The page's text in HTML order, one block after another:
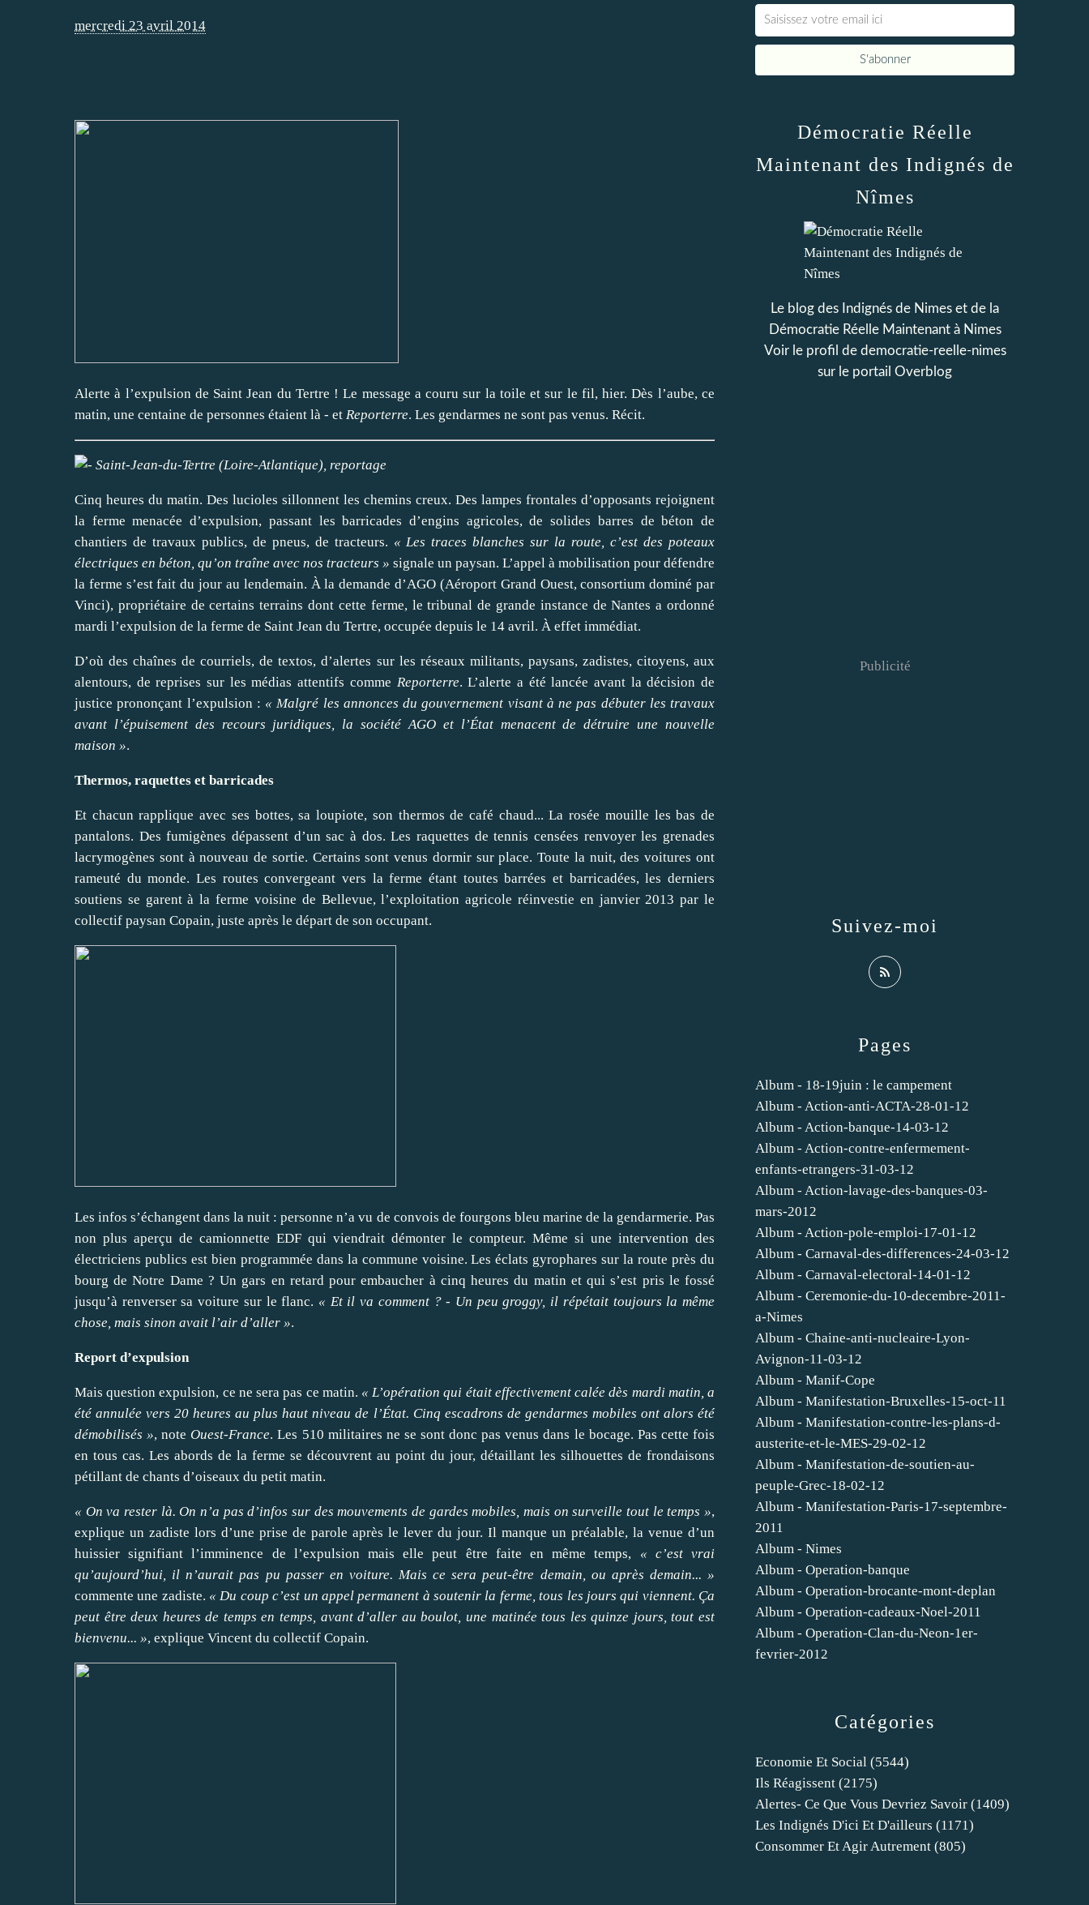
mercredi 23 avril 2014
Alerte à l’expulsion de Saint Jean du Tertre ! Le message a couru sur la toile et sur le fil, hier. Dès l’aube, ce
matin, une centaine de personnes étaient là - et Reporterre. Les gendarmes ne sont pas venus. Récit.
Saint-Jean-du-Tertre (Loire-Atlantique), reportage
Cinq heures du matin. Des lucioles sillonnent les chemins creux. Des lampes frontales d’opposants rejoignent
la ferme menacée d’expulsion, passant les barricades d’engins agricoles, de solides barres de béton de
chantiers de travaux publics, de pneus, de tracteurs. « Les traces blanches sur la route, c’est des poteaux
électriques en béton, qu’on traîne avec nos tracteurs » signale un paysan. L’appel à mobilisation pour défendre
la ferme s’est fait du jour au lendemain. À la demande d’AGO (Aéroport Grand Ouest, consortium dominé par
Vinci), propriétaire de certains terrains dont cette ferme, le tribunal de grande instance de Nantes a ordonné
mardi l’expulsion de la ferme de Saint Jean du Tertre, occupée depuis le 14 avril. À effet immédiat.
D’où des chaînes de courriels, de textos, d’alertes sur les réseaux militants, paysans, zadistes, citoyens, aux
alentours, de reprises sur les médias attentifs comme Reporterre. L’alerte a été lancée avant la décision de
justice prononçant l’expulsion : « Malgré les annonces du gouvernement visant à ne pas débuter les travaux
avant l’épuisement des recours juridiques, la société AGO et l’État menacent de détruire une nouvelle
maison ».
Thermos, raquettes et barricades
Et chacun rapplique avec ses bottes, sa loupiote, son thermos de café chaud... La rosée mouille les bas de
pantalons. Des fumigènes dépassent d’un sac à dos. Les raquettes de tennis censées renvoyer les grenades
lacrymogènes sont à nouveau de sortie. Certains sont venus dormir sur place. Toute la nuit, des voitures ont
rameuté du monde. Les routes convergeant vers la ferme étant toutes barrées et barricadées, les derniers
soutiens se garent à la ferme voisine de Bellevue, l’exploitation agricole réinvestie en janvier 2013 par le
collectif paysan Copain, juste après le départ de son occupant.
Les infos s’échangent dans la nuit : personne n’a vu de convois de fourgons bleu marine de la gendarmerie. Pas
non plus aperçu de camionnette EDF qui viendrait démonter le compteur. Même si une intervention des
électriciens publics est bien programmée dans la commune voisine. Les éclats gyrophares sur la route près du
bourg de Notre Dame ? Un gars en retard pour embaucher à cinq heures du matin et qui s’est pris le fossé
jusqu’à renverser sa voiture sur le flanc. « Et il va comment ? - Un peu groggy, il répétait toujours la même
chose, mais sinon avait l’air d’aller ».
Report d’expulsion
Mais question expulsion, ce ne sera pas ce matin. « L’opération qui était effectivement calée dès mardi matin, a
été annulée vers 20 heures au plus haut niveau de l’État. Cinq escadrons de gendarmes mobiles ont alors été
démobilisés »,noteOuest-France. Les 510 militaires ne se sont donc pas venus dans le bocage. Pas cette fois
en tous cas. Les abords de la ferme se découvrent au point du jour, détaillant les silhouettes de frondaisons
pétillant de chants d’oiseaux du petit matin.
« On va rester là. On n’a pas d’infos sur des mouvements de gardes mobiles, mais on surveille tout le temps »,
explique un zadiste lors d’une prise de parole après le lever du jour. Il manque un préalable, la venue d’un
huissier signifiant l’imminence de l’expulsion mais elle peut être faite en même temps, « c’est vrai
qu’aujourd’hui, il n’aurait pas pu passer en voiture. Mais ce sera peut-être demain, ou après demain... »
commente une zadiste. « Du coup c’est un appel permanent à soutenir la ferme, tous les jours qui viennent. Ça
peut être deux heures de temps en temps, avant d’aller au boulot, une matinée tous les quinze jours, tout est
bienvenu... », explique Vincent du collectif Copain.
Catégories
Economie Et Social (5544)
Ils Réagissent (2175)
Alertes- Ce Que Vous Devriez Savoir (1409)
Les Indignés D'ici Et D'ailleurs (1171)
Consommer Et Agir Autrement (805)
Pages
Album - 18-19juin : le campement
Album - Action-anti-ACTA-28-01-12
Album - Action-banque-14-03-12
Album - Action-contre-enfermement-
enfants-etrangers-31-03-12
Album - Action-lavage-des-banques-03-
mars-2012
Album - Action-pole-emploi-17-01-12
Album - Carnaval-des-differences-24-03-12
Album - Carnaval-electoral-14-01-12
Album - Ceremonie-du-10-decembre-2011-
a-Nimes
Album - Chaine-anti-nucleaire-Lyon-
Avignon-11-03-12
Album - Manif-Cope
Album - Manifestation-Bruxelles-15-oct-11
Album - Manifestation-contre-les-plans-d-
austerite-et-le-MES-29-02-12
Album - Manifestation-de-soutien-au-
peuple-Grec-18-02-12
Album - Manifestation-Paris-17-septembre-
2011
Album - Nimes
Album - Operation-banque
Album - Operation-brocante-mont-deplan
Album - Operation-cadeaux-Noel-2011
Album - Operation-Clan-du-Neon-1er-
fevrier-2012
Démocratie Réelle
Maintenant des Indignés de
Nîmes
Le blog des Indignés de Nimes et de la
Démocratie Réelle Maintenant à Nimes
Voir le profil de democratie-reelle-nimes
sur le portail Overblog
Suivez-moi
Publicité